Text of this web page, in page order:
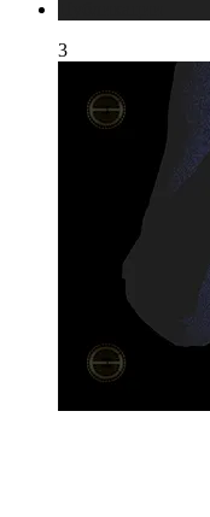
3